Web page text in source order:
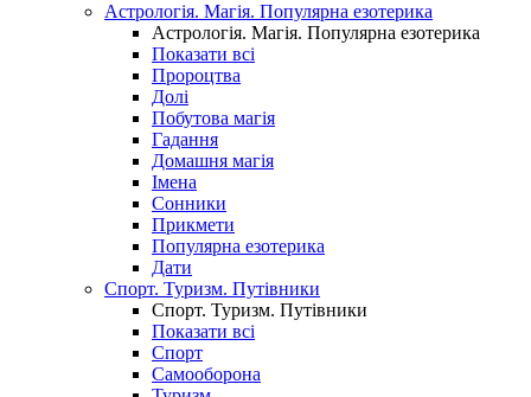
Астрологія. Магія. Популярна езотерика
Астрологія. Магія. Популярна езотерика
Показати всі
Пророцтва
Долі
Побутова магія
Гадання
Домашня магія
Імена
Сонники
Прикмети
Популярна езотерика
Дати
Спорт. Туризм. Путівники
Спорт. Туризм. Путівники
Показати всі
Спорт
Самооборона